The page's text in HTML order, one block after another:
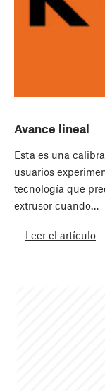
Avance lineal
Esta es una
usuarios
tecnología que
extrusor cuando…
Leer el artículo